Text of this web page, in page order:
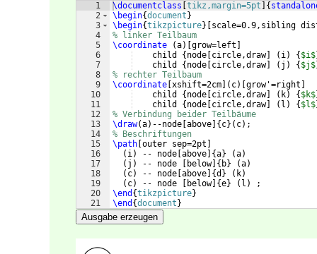
1
2
3
4
5
6
7
8
9
10
11
12
13
14
15
16
17
18
19
20
21
\documentclass tikz,margin=5pt {
\begin{document }
\begin{tikzpicture}
scale=0.9,sibling
% linker Teilbaum
\coordinate
(a) grow=left
    child
{ node circle,draw] ( i) { $i$
    child
{ node circle,draw] ( j ) { $j$
% rechter Teilbaum
\coordinate xshift=2cm ( c) grow'=right
    child
{ node circle,draw] ( k) { $k$
    child
{ node circle,draw] ( l ) { $l$
% Verbindung beider Teilbäume
\draw(a) --node above { c} ( c) ;
% Beschriftungen
\path outer sep=2pt
( i) -- node above {a} (a)
( j ) -- node below] { b} (a)
( c) -- node above {d } ( k)
( c) -- node below] {e} ( l )
;
\end {tikzpicture}
\end {document }
Ausgabe erzeugen